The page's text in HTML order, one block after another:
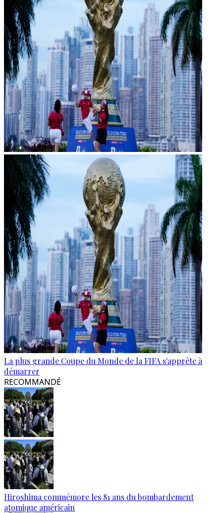
La plus grande Coupe du Monde de la FIFA s'apprête à
démarrer
RECOMMANDÉ
Hiroshima commémore les 81 ans du bombardement
atomique américain